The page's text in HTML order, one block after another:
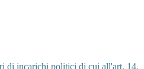
di incarichi politici di cui all'art. 14,